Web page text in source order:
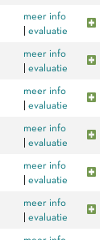
meer info
evaluatie
meer info
evaluatie
meer info
evaluatie
meer info
evaluatie
meer info
evaluatie
meer info
evaluatie